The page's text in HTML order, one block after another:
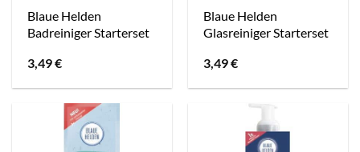
Blaue Helden
Badreiniger Starterset
3,49€
Blaue Helden
Glasreiniger Starterset
3,49€